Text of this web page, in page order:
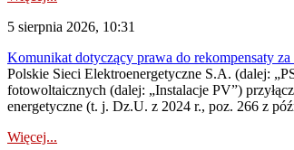
5 sierpnia 2026, 10:31
Komunikat dotyczący prawa do rekompensaty
Polskie Sieci Elektroenergetyczne S.A. (dalej:
fotowoltaicznych (dalej: „Instalacje PV”)
energetyczne (t. j. Dz.U. z 2024 r., poz. 266 z
Więcej...